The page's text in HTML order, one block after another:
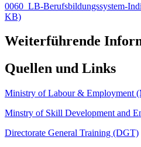
0060_LB-Berufsbildungssystem-
KB)
Weiterführende
Quellen und Links
Ministry of Labour & Employment
Minstry of Skill Development and
Directorate General Training (DGT)